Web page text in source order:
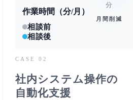
CASE 02
社内システム操作の
自動化支援
分
月間削減
作業時間（分/月）
相談前
相談後